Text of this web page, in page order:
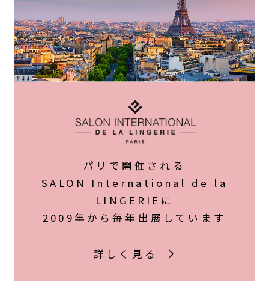
パリで開催される
SALON International de la
LINGERIEに
2009年から毎年出展しています
詳しく見る